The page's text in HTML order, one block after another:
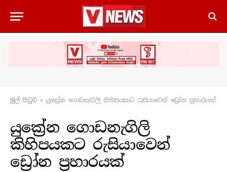
මුල් පිටු​ව » යුක්‍රේන ගොඩනැගිලි කිහිපයකට රුසියාවෙන් ඩ්‍රෝන ප්‍රහාරයක්
යුක්‍රේන ගොඩනැගිලි
කිහිපයකට රුසියාවෙන්
ඩ්‍රෝන ප්‍රහාරයක්